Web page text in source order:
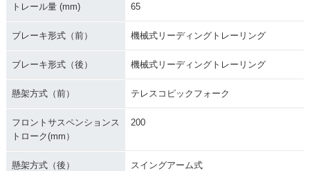
トレール量 (mm) 65
ブレーキ形式（前） 機械式リーディングトレーリング
ブレーキ形式（後） 機械式リーディングトレーリング
懸架方式（前） テレスコピックフォーク
フロントサスペンションス
トローク(mm）
200
懸架方式（後） スイングアーム式